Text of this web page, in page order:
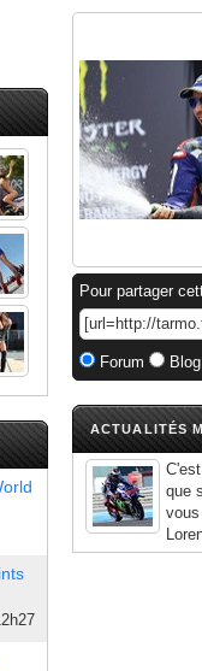
Pour partager
Forum
ACTUALITÉS
que